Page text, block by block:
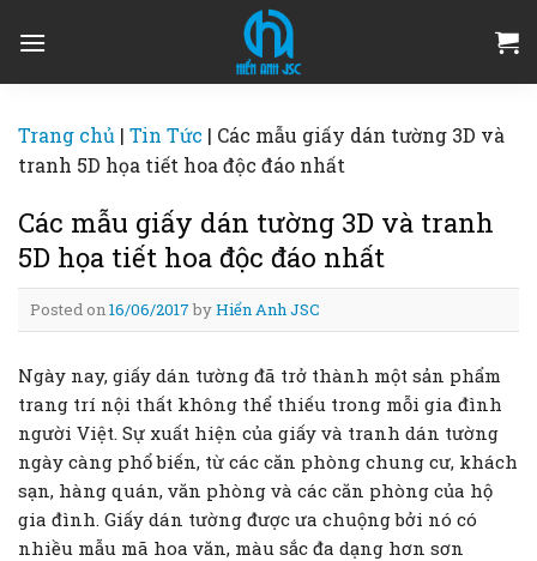
Trang chủ | Tin Tức | Các mẫu giấy dán tường 3D và
tranh 5D họa tiết hoa độc đáo nhất
Các mẫu giấy dán tường 3D và tranh
5D họa tiết hoa độc đáo nhất
Posted on16/06/2017 byHiển Anh JSC
Ngày nay, giấy dán tường đã trở thành một sản phẩm
trang trí nội thất không thể thiếu trong mỗi gia đình
người Việt. Sự xuất hiện của giấy và tranh dán tường
ngày càng phổ biến, từ các căn phòng chung cư, khách
sạn, hàng quán, văn phòng và các căn phòng của hộ
gia đình. Giấy dán tường được ưa chuộng bởi nó có
nhiều mẫu mã hoa văn, màu sắc đa dạng hơn sơn